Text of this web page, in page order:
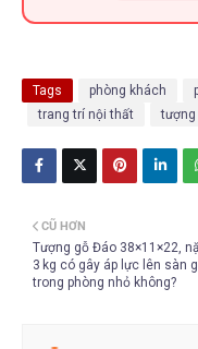
Tags phòng khách
trang trí nội thất
tượng
CŨ HƠN
Tượng gỗ Đáo 38×11×22,
3 kg có gây áp lực lên sàn
trong phòng nhỏ không?